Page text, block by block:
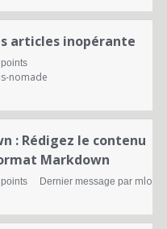
articles inopérante
points
nomade
: Rédigez le contenu
Markdown
points Dernier message par mlo